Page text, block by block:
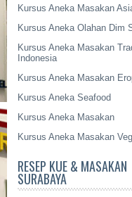
Kursus Aneka Masakan
Kursus Aneka Olahan Dim
Kursus Aneka Masakan
Indonesia
Kursus Aneka Masakan
Kursus Aneka Seafood
Kursus Aneka Masakan
Kursus Aneka Masakan
RESEP KUE & MASAKAN
SURABAYA